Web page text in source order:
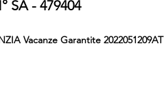
SA - 479404
Vacanze Garantite 2022051209AT